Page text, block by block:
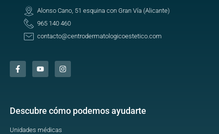
Alonso Cano, 51 esquina con Gran Vía (Alicante)
965 140 460
contacto@centrodermatologicoestetico.com
Descubre cómo podemos ayudarte
Unidades médicas